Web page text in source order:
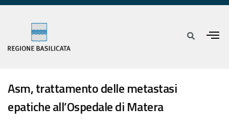
Asm, trattamento delle metastasi
epatiche all’Ospedale di Matera